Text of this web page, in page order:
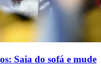
Saia do sofá e mude